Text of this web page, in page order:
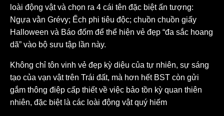
loài động vật và chọn ra 4 cái tên đặc biệt ấn tượng:
Ngựa vằn Grévy; Ếch phi tiêu độc; chuồn chuồn giấy
Halloween và Báo đốm để thể hiện vẻ đẹp “đa sắc hoang
dã” vào bộ sưu tập lần này.
Không chỉ tôn vinh vẻ đẹp kỳ diệu của tự nhiên, sự sáng
tạo của vạn vật trên Trái đất, mà hơn hết BST còn gửi
gắm thông điệp cấp thiết về việc bảo tồn kỳ quan thiên
nhiên, đặc biệt là các loài động vật quý hiếm